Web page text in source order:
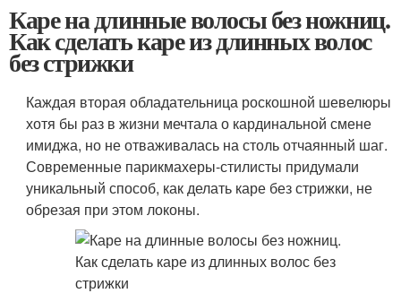
Каре на длинные волосы без ножниц.
Как сделать каре из длинных волос
без стрижки
Каждая вторая обладательница роскошной шевелюры
хотя бы раз в жизни мечтала о кардинальной смене
имиджа, но не отваживалась на столь отчаянный шаг.
Современные парикмахеры-стилисты придумали
уникальный способ, как делать каре без стрижки, не
обрезая при этом локоны.